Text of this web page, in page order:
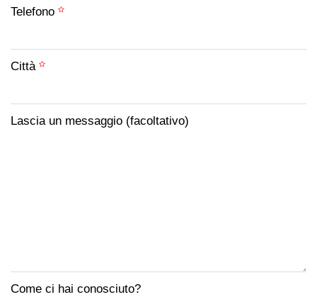
Telefono
Città
Lascia un messaggio (facoltativo)
Come ci hai conosciuto?